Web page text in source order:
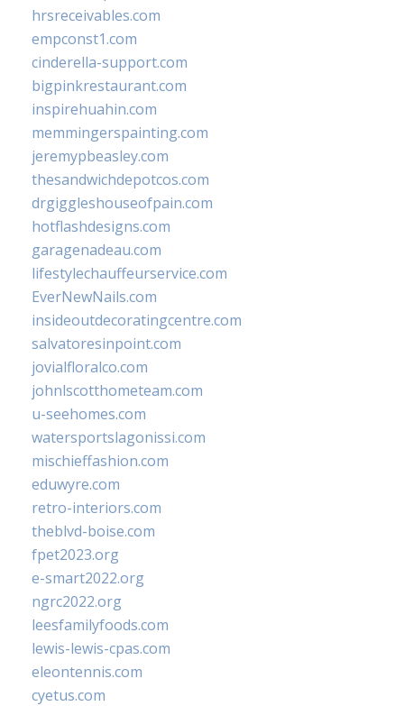
hrsreceivables.com
empconst1.com
cinderella-support.com
bigpinkrestaurant.com
inspirehuahin.com
memmingerspainting.com
jeremypbeasley.com
thesandwichdepotcos.com
drgiggleshouseofpain.com
hotflashdesigns.com
garagenadeau.com
lifestylechauffeurservice.com
EverNewNails.com
insideoutdecoratingcentre.com
salvatoresinpoint.com
jovialfloralco.com
johnlscotthometeam.com
u-seehomes.com
watersportslagonissi.com
mischieffashion.com
eduwyre.com
retro-interiors.com
theblvd-boise.com
fpet2023.org
e-smart2022.org
ngrc2022.org
leesfamilyfoods.com
lewis-lewis-cpas.com
eleontennis.com
cyetus.com